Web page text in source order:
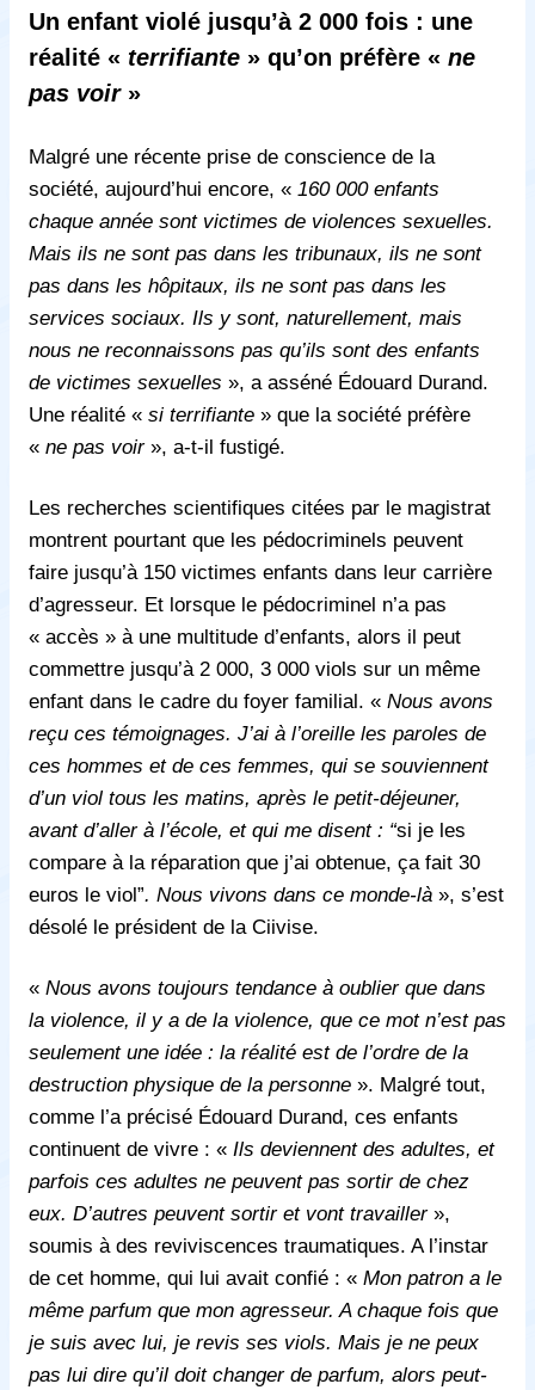
Un enfant violé jusqu’à 2 000 fois : une
réalité « terrifiante » qu’on préfère « ne
pas voir»
Malgré une récente prise de conscience de la
société, aujourd’hui encore, « 160 000 enfants
chaque année sont victimes de violences sexuelles.
Mais ils ne sont pas dans les tribunaux, ils ne sont
pas dans les hôpitaux, ils ne sont pas dans les
services sociaux. Ils y sont, naturellement, mais
nous ne reconnaissons pas qu’ils sont des enfants
de victimes sexuelles », a asséné Édouard Durand.
Une réalité « si terrifiante » que la société préfère
« ne pas voir», a-t-il fustigé.
Les recherches scientifiques citées par le magistrat
montrent pourtant que les pédocriminels peuvent
faire jusqu’à 150 victimes enfants dans leur carrière
d’agresseur. Et lorsque le pédocriminel n’a pas
« accès » à une multitude d’enfants, alors il peut
commettre jusqu’à 2 000, 3 000 viols sur un même
enfant dans le cadre du foyer familial. « Nous avons
reçu ces témoignages. J’ai à l’oreille les paroles de
ces hommes et de ces femmes, qui se souviennent
d’un viol tous les matins, après le petit-déjeuner,
avant d’aller à l’école, et qui me disent : “si je les
compare à la réparation que j’ai obtenue, ça fait 30
euros le viol”. Nous vivons dans ce monde-là », s’est
désolé le président de la Ciivise.
« Nous avons toujours tendance à oublier que dans
la violence, il y a de la violence, que ce mot n’est pas
seulement une idée : la réalité est de l’ordre de la
destruction physique de la personne ». Malgré tout,
comme l’a précisé Édouard Durand, ces enfants
continuent de vivre : « Ils deviennent des adultes, et
parfois ces adultes ne peuvent pas sortir de chez
eux. D’autres peuvent sortir et vont travailler»,
soumis à des reviviscences traumatiques. A l’instar
de cet homme, qui lui avait confié : « Mon patron a le
même parfum que mon agresseur. A chaque fois que
je suis avec lui, je revis ses viols. Mais je ne peux
pas lui dire qu’il doit changer de parfum, alors peut-